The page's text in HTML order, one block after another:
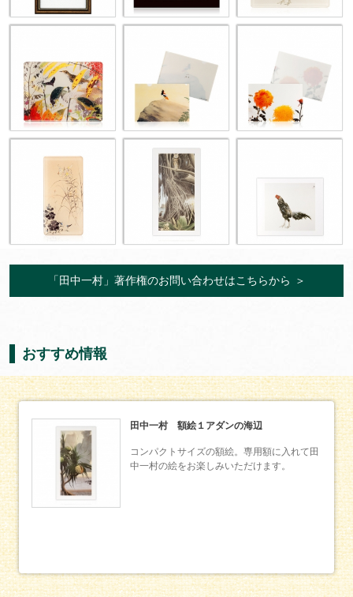
「田中一村」著作権のお問い合わせはこちらから ＞
おすすめ情報
田中一村 額絵１アダンの海辺
コンパクトサイズの額絵。専用額に入れて田
中一村の絵をお楽しみいただけます。